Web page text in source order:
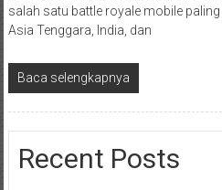
salah satu battle royale mobile
Asia Tenggara, India, dan
Baca selengkapnya
Recent Posts